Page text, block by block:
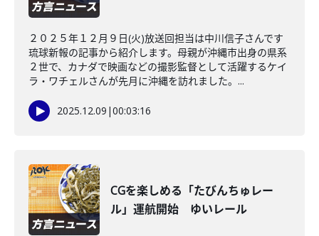
２０２５年１２月９日(火)放送回担当は中川信子さんです
琉球新報の記事から紹介します。母親が沖縄市出身の県系
２世で、カナダで映画などの撮影監督として活躍するケイ
ラ・ワチェルさんが先月に沖縄を訪れました。...
2025.12.09 |00:03:16
CGを楽しめる「たびんちゅレー
ル」運航開始 ゆいレール